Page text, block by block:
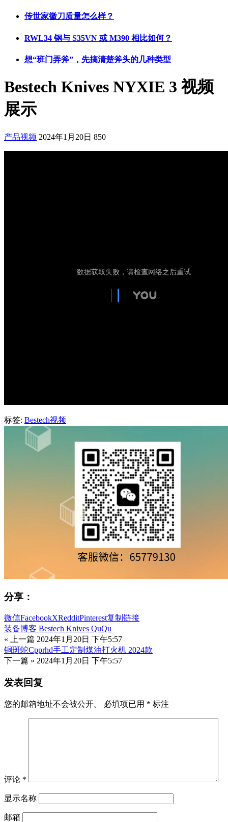
传世家徽刀质量怎么样？
RWL34 钢与 S35VN 或 M390 相比如何？
想“班门弄斧”，先搞清楚斧头的几种类型
Bestech Knives NYXIE 3 视频
展示
产品视频 2024年1月20日 850
标签: Bestech视频
分享：
微信FacebookXRedditPinterest复制链接
装备博客 Bestech Knives QuQu
« 上一篇 2024年1月20日 下午5:57
铜斑蛇Cpprhd手工定制煤油打火机 2024款
下一篇 » 2024年1月20日 下午5:57
发表回复
您的邮箱地址不会被公开。 必填项已用 * 标注
评论 *
显示名称
邮箱